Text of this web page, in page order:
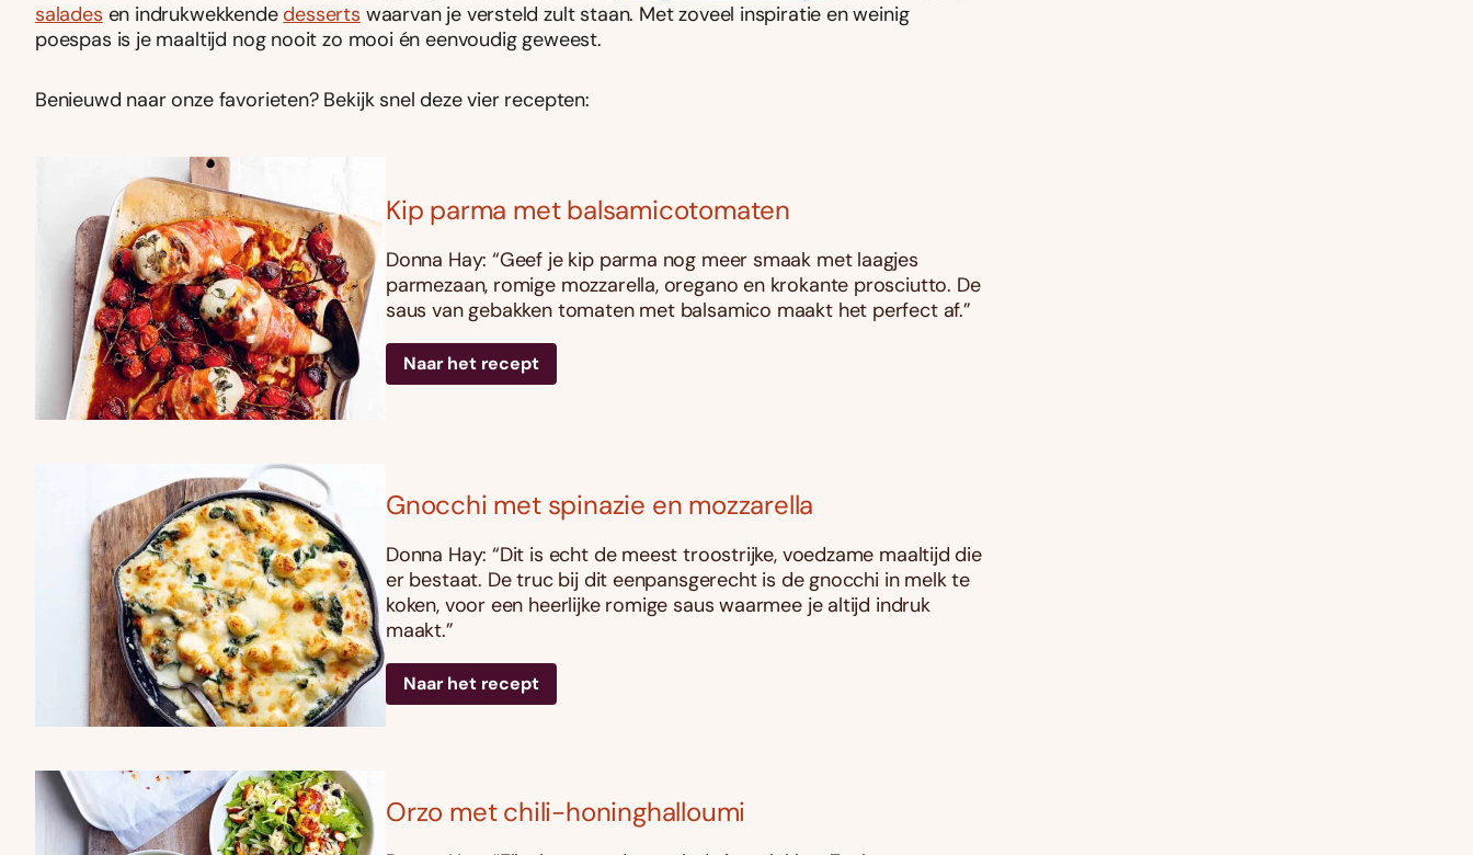
salades en indrukwekkende desserts waarvan je versteld zult staan. Met zoveel inspiratie en weinig
poespas is je maaltijd nog nooit zo mooi én eenvoudig geweest.
Benieuwd naar onze favorieten? Bekijk snel deze vier recepten:
Kip parma met balsamicotomaten
Donna Hay: “Geef je kip parma nog meer smaak met laagjes
parmezaan, romige mozzarella, oregano en krokante prosciutto. De
saus van gebakken tomaten met balsamico maakt het perfect af.”
Naar het recept
Gnocchi met spinazie en mozzarella
Donna Hay: “Dit is echt de meest troostrijke, voedzame maaltijd die
er bestaat. De truc bij dit eenpansgerecht is de gnocchi in melk te
koken, voor een heerlijke romige saus waarmee je altijd indruk
maakt.”
Naar het recept
Orzo met chili-honinghalloumi